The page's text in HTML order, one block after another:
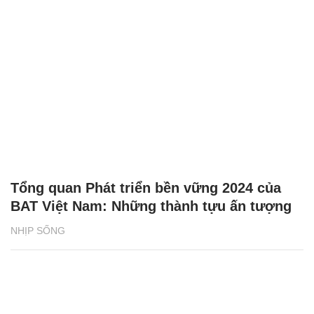
NHỊP SỐNG
Tổng quan Phát triển bền vững 2024 của
BAT Việt Nam: Những thành tựu ấn tượng